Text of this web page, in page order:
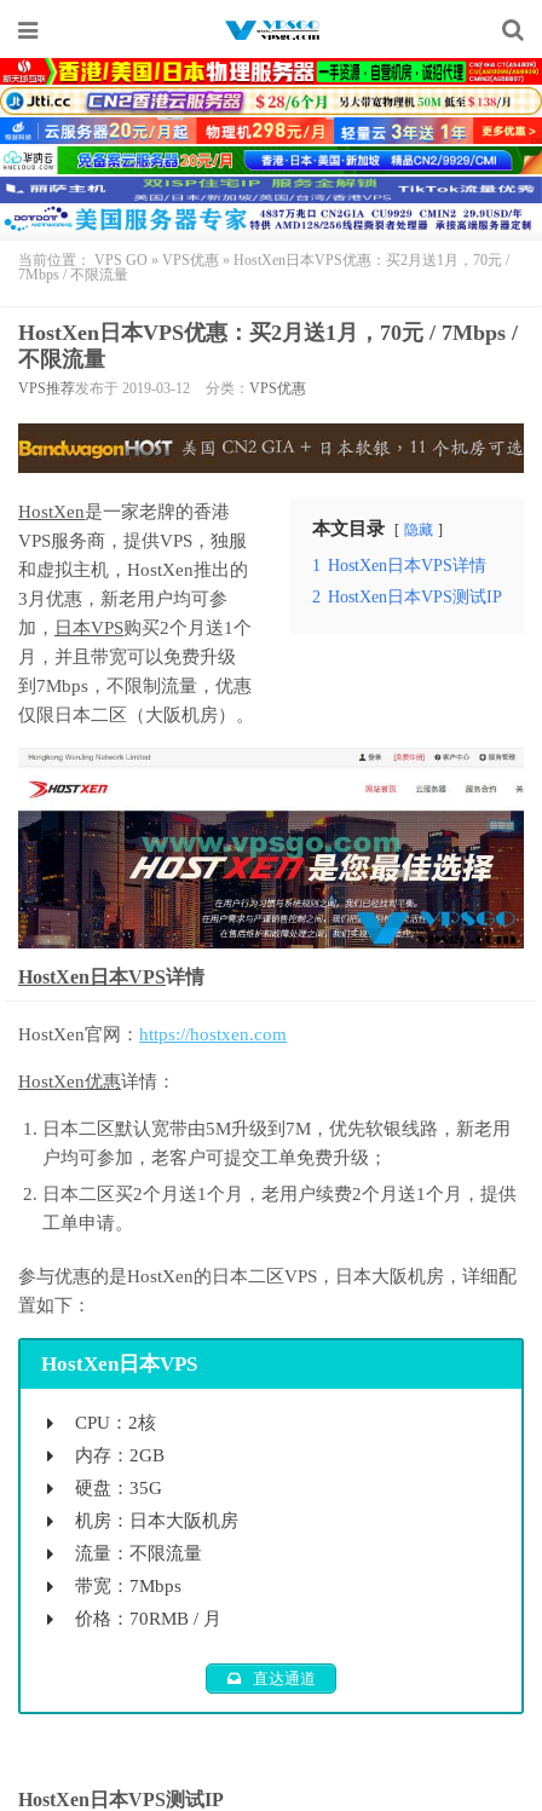
当前位置： VPS GO » VPS优惠 » HostXen日本VPS优惠：买2月送1月，70元 /
7Mbps / 不限流量
HostXen日本VPS优惠：买2月送1月，70元 / 7Mbps /
不限流量
VPS推荐发布于 2019-03-12 分类： VPS优惠
本文目录 隐藏
1 HostXen日本VPS详情
2 HostXen日本VPS测试IP
HostXen是一家老牌的香港
VPS服务商，提供VPS，独服
和虚拟主机，HostXen推出的
3月优惠，新老用户均可参
加， 日本VPS购买2个月送1个
月，并且带宽可以免费升级
到7Mbps，不限制流量，优惠
仅限日本二区（大阪机房）。
HostXen日本VPS详情
HostXen官网： https://hostxen.com
HostXen优惠详情：
日本二区默认宽带由5M升级到7M，优先软银线路，新老用
户均可参加，老客户可提交工单免费升级；
日本二区买2个月送1个月，老用户续费2个月送1个月，提供
工单申请。
参与优惠的是HostXen的日本二区VPS，日本大阪机房，详细配
置如下：
HostXen日本VPS
CPU：2核
内存：2GB
硬盘：35G
机房：日本大阪机房
流量：不限流量
带宽：7Mbps
价格：70RMB / 月
直达通道
HostXen日本VPS测试IP